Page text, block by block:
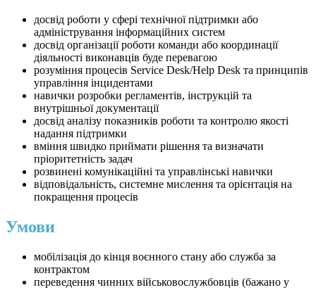
досвід роботи у сфері технічної підтримки або
адміністрування інформаційних систем
досвід організації роботи команди або координації
діяльності виконавців буде перевагою
розуміння процесів Service Desk/Help Desk та принципів
управління інцидентами
навички розробки регламентів, інструкцій та
внутрішньої документації
досвід аналізу показників роботи та контролю якості
надання підтримки
вміння швидко приймати рішення та визначати
пріоритетність задач
розвинені комунікаційні та управлінські навички
відповідальність, системне мислення та орієнтація на
покращення процесів
Умови
мобілізація до кінця воєнного стану або служба за
контрактом
переведення чинних військовослужбовців (бажано у